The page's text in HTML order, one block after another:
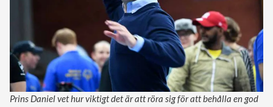
Prins Daniel vet hur viktigt det är att röra sig för att behålla en god